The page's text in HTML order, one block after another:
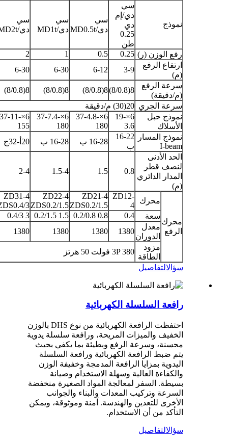
نموذج
سي
دي/إم
دي
0.25
طن
سي
دي/MD0.5t
سي
دي/MD1t
سي
دي/MD2t
رفع الوزن (ر) 0.25
0.5
1
2
ارتفاع الرفع
(م)
3-9
6-12
6-30
6-30
سرعة الرفع
(م/دقيقة)
8(8/0.8)
8(8/0.8)
8(8/0.8)
8(8/0.8)
سرعة الجري 20(30) م/دقيقة
نموذج حبل
الأسلاك
6×19-
3.6
6×37-4.8-
180
6×37-7.4-
180
6×37-11-
155
نموذج المسار
I-beam
16-22
ب
16-28 ب 16-28 ب
20أ-32ج
الحد الأدنى
لنصف قطر
المدار الدائري
(م)
0.8
1.5
1.5-4
2-4
محرك
الرفع
محرك
ZD12-
4
ZD21-4
ZDS0.2/1.5
ZD22-4
ZDS0.2/1.5
ZD31-4
3
سعة
0.4
0.8 0.2/0.8
1.5 0.2/1.5
3 0.4/3
معدل
الدوران
1380
1380
1380
1380
مزود
الطاقة
3P 380 فولت 50 هرتز
سؤالالتفاصيل
رافعة السلسلة الكهربائية
احتفظت الرافعة الكهربائية من نوع DHS بالوزن
الخفيف والميزات المريحة، ورافعة سلسلة يدوية
محسنة، وسرعة الرفع وبطيئة بما يكفي بحيث
يتم ضبط الرافعة الكهربائية ورافعة السلسلة
اليدوية بمزايا الرافعة المدمجة وخفيفة الوزن
والكفاءة العالية وسهلة الاستخدام وصيانة
بسيطة. السفر لمعالجة المواد الصغيرة منخفضة
السرعة وتركيب المعدات والبناء والجوانب
الأخرى للتعدين والهندسة. آمنة وموثوقة، ويمكن
التأكد من أن الاستخدام.
سؤالالتفاصيل